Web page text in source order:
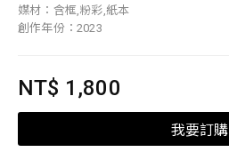
媒材：含框,粉彩,紙本
創作年份：2023
NT$ 1,800
我要訂購